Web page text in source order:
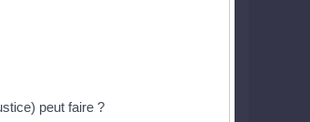
peut faire ?